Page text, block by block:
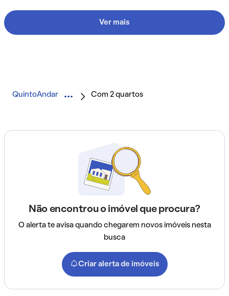
Ver mais
QuintoAndar Com 2 quartos
Não encontrou o imóvel que procura?
O alerta te avisa quando chegarem novos imóveis nesta
busca
Criar alerta de imóveis